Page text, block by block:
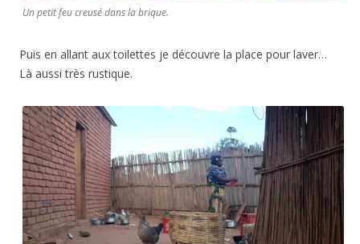
Un petit feu creusé dans la brique.
Puis en allant aux toilettes je découvre la place pour laver…
Là aussi très rustique.